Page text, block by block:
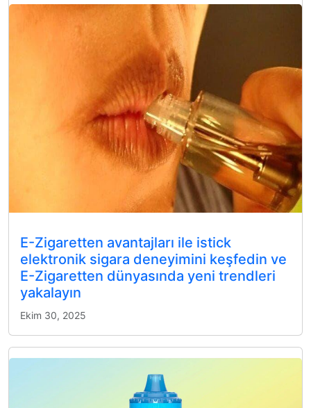
E-Zigaretten avantajları ile istick
elektronik sigara deneyimini keşfedin ve
E-Zigaretten dünyasında yeni trendleri
yakalayın
Ekim 30, 2025